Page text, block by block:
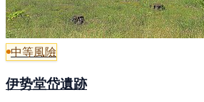
中等風險
伊势堂岱遺跡